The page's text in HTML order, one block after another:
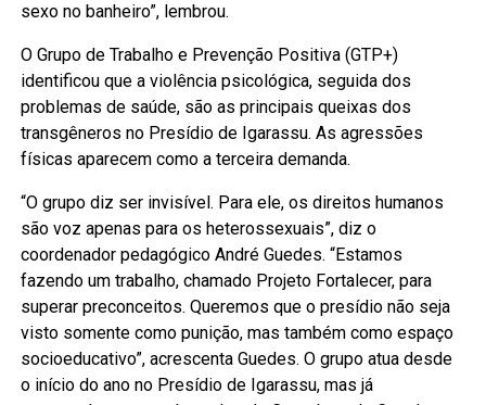
sexo no banheiro”, lembrou.
O Grupo de Trabalho e Prevenção Positiva (GTP+)
identificou que a violência psicológica, seguida dos
problemas de saúde, são as principais queixas dos
transgêneros no Presídio de Igarassu. As agressões
físicas aparecem como a terceira demanda.
“O grupo diz ser invisível. Para ele, os direitos humanos
são voz apenas para os heterossexuais”, diz o
coordenador pedagógico André Guedes. “Estamos
fazendo um trabalho, chamado Projeto Fortalecer, para
superar preconceitos. Queremos que o presídio não seja
visto somente como punição, mas também como espaço
socioeducativo”, acrescenta Guedes. O grupo atua desde
o início do ano no Presídio de Igarassu, mas já